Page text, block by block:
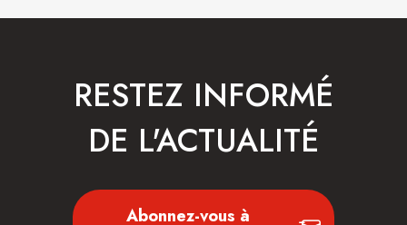
RESTEZ INFORMÉ
DE L'ACTUALITÉ
Abonnez-vous à